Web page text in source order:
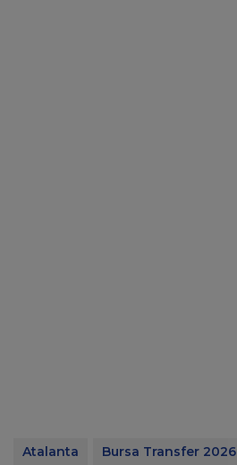
Atalanta Bursa Transfer 2026